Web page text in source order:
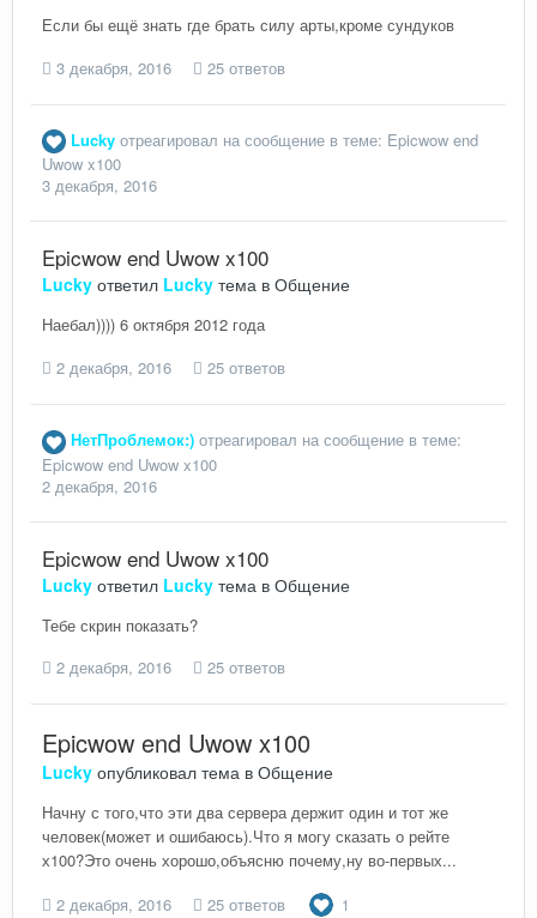
Если бы ещё знать где брать силу арты,кроме сундуков
3 декабря, 2016
25 ответов
Lucky отреагировал на сообщение в теме: Epicwow end
Uwow x100
3 декабря, 2016
Epicwow end Uwow x100
Lucky ответил Lucky тема в Общение
Наебал)))) 6 октября 2012 года
2 декабря, 2016
25 ответов
НетПроблемок:) отреагировал на сообщение в теме:
Epicwow end Uwow x100
2 декабря, 2016
Epicwow end Uwow x100
Lucky ответил Lucky тема в Общение
Тебе скрин показать?
2 декабря, 2016
25 ответов
Epicwow end Uwow x100
Lucky опубликовал тема в Общение
Начну с того,что эти два сервера держит один и тот же
человек(может и ошибаюсь).Что я могу сказать о рейте
х100?Это очень хорошо,объясню почему,ну во-первых...
2 декабря, 2016
25 ответов 1